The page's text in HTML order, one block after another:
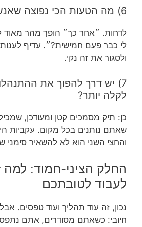
6) מה הטעות הכי נפוצה שאנשים עושים?
לדחות. ״אחר כך״ הופך מהר
לי כבר פעם חמישית?״. עדיף
ולסגור את זה נקי.
7) יש דרך להפוך את
לקלה יותר?
כן: תיק מסמכים קטן ומעודכן,
שאתם נותנים בכל מקום. עקביות
והחצי השני הוא לא להשאיר סימני
החלק הציני-חמוד: למה
לעבוד לטובתכם
נכון, זה עוד תהליך ועוד טפסים.
חיובי: כשאתם מסודרים, אתם